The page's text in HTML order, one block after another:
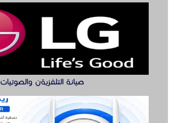
صيانة التلفزيةن والصوتيات